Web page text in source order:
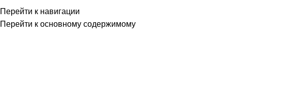
Перейти к навигации
Перейти к основному содержимому